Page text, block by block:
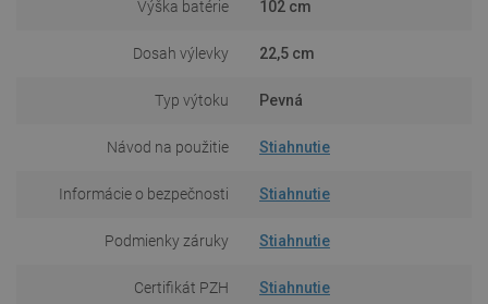
Výška batérie 102 cm
Dosah výlevky 22,5 cm
Typ výtoku Pevná
Návod na použitie Stiahnutie
Informácie o bezpečnosti Stiahnutie
Podmienky záruky Stiahnutie
Certifikát PZH Stiahnutie